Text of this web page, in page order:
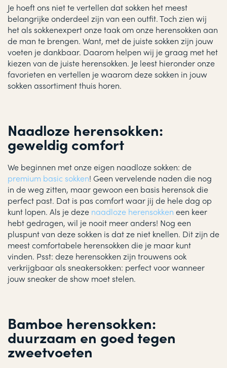
Je hoeft ons niet te vertellen dat sokken het meest
belangrijke onderdeel zijn van een outfit. Toch zien wij
het als sokkenexpert onze taak om onze herensokken aan
de man te brengen. Want, met de juiste sokken zijn jouw
voeten je dankbaar. Daarom helpen wij je graag met het
kiezen van de juiste herensokken. Je leest hieronder onze
favorieten en vertellen je waarom deze sokken in jouw
sokken assortiment thuis horen.
Naadloze herensokken:
geweldig comfort
We beginnen met onze eigen naadloze sokken: de
premium basic sokken! Geen vervelende naden die nog
in de weg zitten, maar gewoon een basis herensok die
perfect past. Dat is pas comfort waar jij de hele dag op
kunt lopen. Als je deze naadloze herensokken een keer
hebt gedragen, wil je nooit meer anders! Nog een
pluspunt van deze sokken is dat ze niet knellen. Dit zijn de
meest comfortabele herensokken die je maar kunt
vinden. Psst: deze herensokken zijn trouwens ook
verkrijgbaar als sneakersokken: perfect voor wanneer
jouw sneaker de show moet stelen.
Bamboe herensokken:
duurzaam en goed tegen
zweetvoeten